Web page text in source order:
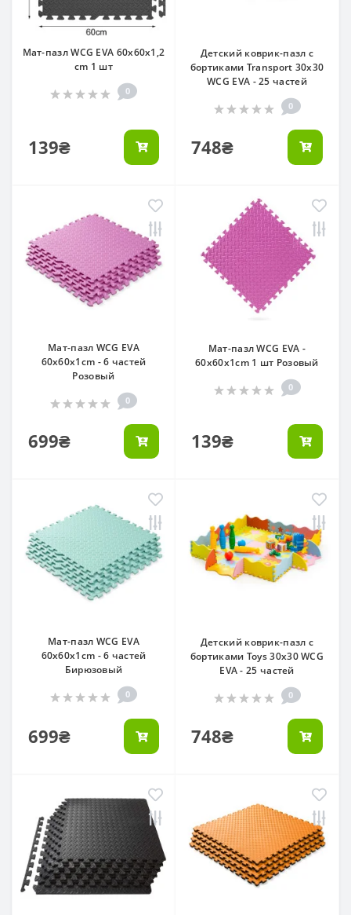
Мат-пазл WCG EVA 60х60х1,2
cm 1 шт
0
139₴
Детский коврик-пазл с
бортиками Transport 30x30
WCG EVA - 25 частей
0
748₴
Мат-пазл WCG EVA
60х60х1cm - 6 частей
Розовый
0
699₴
Мат-пазл WCG EVA -
60х60х1cm 1 шт Розовый
0
139₴
Мат-пазл WCG EVA
60х60х1cm - 6 частей
Бирюзовый
0
699₴
Детский коврик-пазл с
бортиками Toys 30x30 WCG
EVA - 25 частей
0
748₴